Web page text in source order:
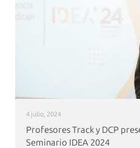
4 julio, 2024
Profesores Track y DCP
Seminario IDEA 2024